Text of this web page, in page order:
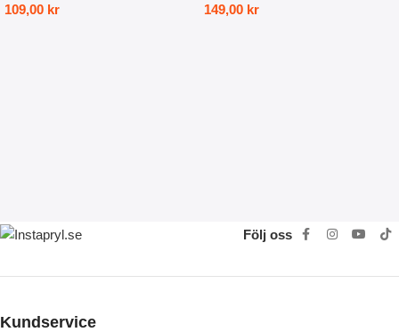
109,00 kr 149,00 kr
Följ oss
Kundservice